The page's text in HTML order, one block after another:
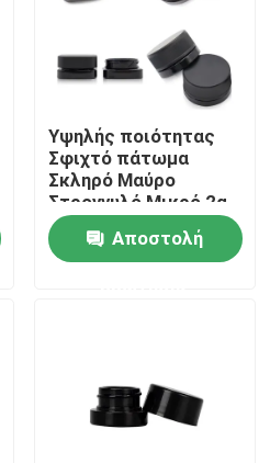
Υψηλής ποιότητας
Σφιχτό πάτωμα
Σκληρό Μαύρο
Στρογγυλό Μικρό 2g
5ml 9ml 1 Gram 7ml
Κωνσταντικό Βάζο με
γυαλισμένο
Αποστολή